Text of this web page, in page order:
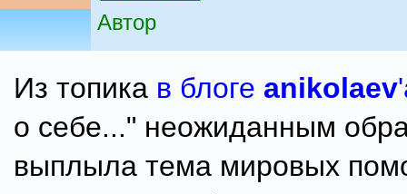
Автор
Из топика в блоге anikolaev
о себе..." неожиданным
выплыла тема мировых